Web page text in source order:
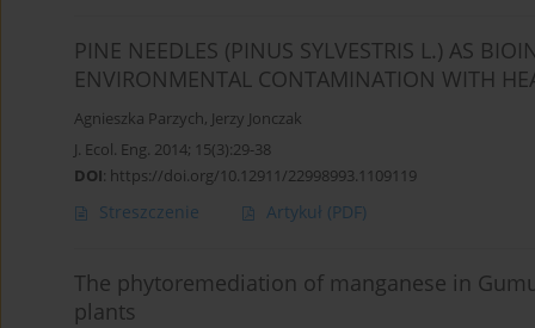
PINE NEEDLES (PINUS SYLVESTRIS L.) AS
ENVIRONMENTAL CONTAMINATION WITH
Agnieszka Parzych, Jerzy Jonczak
J. Ecol. Eng. 2014; 15(3):29-38
DOI: https://doi.org/10.12911/22998993.1109119
Streszczenie Artykuł (PDF)
The phytoremediation of manganese in
plants